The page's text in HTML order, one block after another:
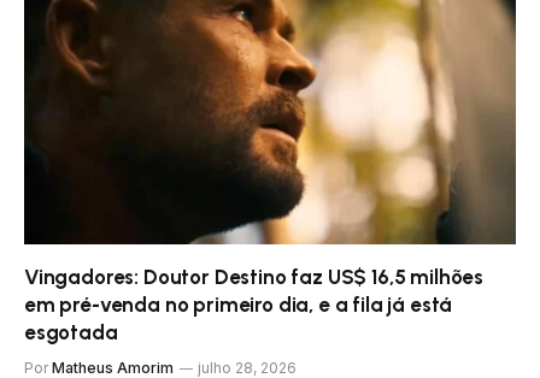
Vingadores: Doutor Destino faz US$ 16,5 milhões
em pré-venda no primeiro dia, e a fila já está
esgotada
Por Matheus Amorim julho 28, 2026